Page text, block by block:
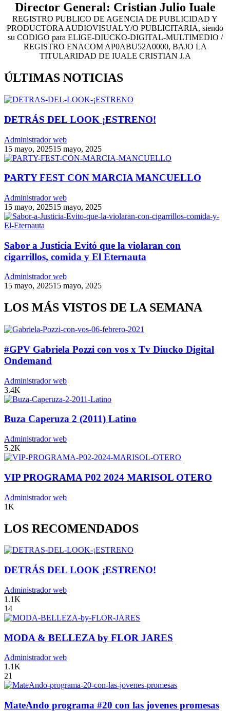
Director General: Cristian Julio Iuale
REGISTRO PUBLICO DE AGENCIA DE PUBLICIDAD Y
PRODUCTORA AUDIOVISUAL Y/O PUBLICITARIA, siendo
su CODIGO para ELIGE-DIUCKO-DIGITAL-MULTIMEDIO /
REGISTRO ENACOM AP0ABU52A0000, BAJO LA
TITULARIDAD DE IUALE CRISTIAN J.A
ÚLTIMAS NOTICIAS
DETRÁS DEL LOOK ¡ESTRENO!
Administrador web
15 mayo, 202515 mayo, 2025
PARTY FEST CON MARCIA MANCUELLO
Administrador web
15 mayo, 202515 mayo, 2025
Sabor a Justicia Evitó que la violaran con
cigarrillos, comida y El Eternauta
Administrador web
15 mayo, 202515 mayo, 2025
LOS MÁS VISTOS DE LA SEMANA
#GPV Gabriela Pozzi con vos x Tv Diucko Digital
Ondemand
Administrador web
3.4K
Buza Caperuza 2 (2011) Latino
Administrador web
5.2K
VIP PROGRAMA P02 2024 MARISOL OTERO
Administrador web
1K
LOS RECOMENDADOS
DETRÁS DEL LOOK ¡ESTRENO!
Administrador web
1.1K
14
MODA & BELLEZA by FLOR JARES
Administrador web
1.1K
21
MateAndo programa #20 con las jovenes promesas